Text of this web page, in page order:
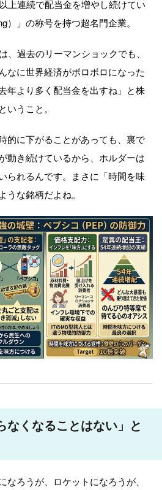
上連続で配当金を増やし続けてい
）」の称号を持つ超名門企業。
、過去のリーマンショックでも、
なに世界経済がボロボロになった
年より多く配当金を出すね」と株
うこと。
的に下がることがあっても、裏で
動き続けているから、ホルダーは
られるんです。まさに「時間を味
な銘柄だよね。
なくなることはない」と
なろうが、ロケットになろうが、